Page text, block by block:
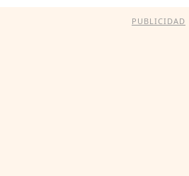
PUBLICIDAD